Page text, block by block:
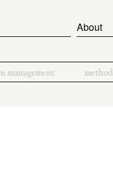
About
management method